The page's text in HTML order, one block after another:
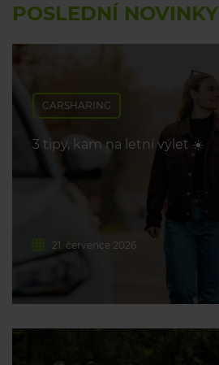
POSLEDNÍ NOVINKY
CARSHARING
3 tipy, kam na letní výlet ☀️
21. července 2026